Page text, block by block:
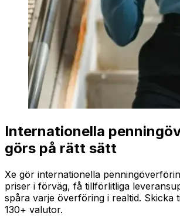
Internationella
görs på rätt sätt
Xe gör internationella
priser i förväg, få tillförlitliga
spåra varje överföring i realtid. Skicka
130+ valutor.